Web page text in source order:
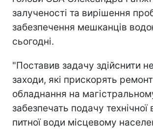
залученості та вирішення
забезпечення мешканців
сьогодні.
"Поставив задачу здійснити
заходи, які прискорять ремонт
обладнання на
забезпечать подачу технічної
питної води місцевому